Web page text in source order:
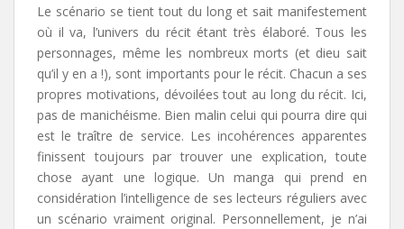
Le scénario se tient tout du long et sait manifestement
où il va, l’univers du récit étant très élaboré. Tous les
personnages, même les nombreux morts (et dieu sait
qu’il y en a !), sont importants pour le récit. Chacun a ses
propres motivations, dévoilées tout au long du récit. Ici,
pas de manichéisme. Bien malin celui qui pourra dire qui
est le traître de service. Les incohérences apparentes
finissent toujours par trouver une explication, toute
chose ayant une logique. Un manga qui prend en
considération l’intelligence de ses lecteurs réguliers avec
un scénario vraiment original. Personnellement, je n’ai